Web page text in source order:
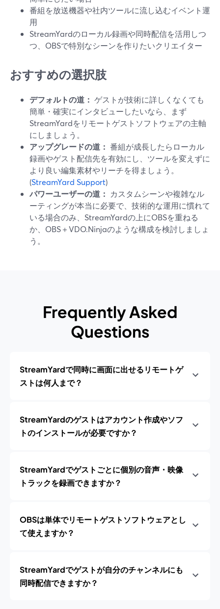
番組を放送機器や社内ツールに流し込むイベント運
用
StreamYardのローカル録画や同時配信を活用しつ
つ、OBSで特別なシーンを作りたいクリエイター
おすすめの選択肢
デフォルトの道： ゲストが技術に詳しくなくても
簡単・確実にインタビューしたいなら、まず
StreamYardをリモートゲストソフトウェアの主軸
にしましょう。
アップグレードの道： 番組が成長したらローカル
録画やゲスト配信先を有効にし、ツールを変えずに
より良い編集素材やリーチを得ましょう。
(StreamYard Support)
パワーユーザーの道： カスタムシーンや複雑なル
ーティングが本当に必要で、技術的な運用に慣れて
いる場合のみ、StreamYardの上にOBSを重ねる
か、OBS＋VDO.Ninjaのような構成を検討しましょ
う。
Frequently Asked
Questions
StreamYardで同時に画面に出せるリモートゲ
ストは何人まで？
StreamYardのゲストはアカウント作成やソフ
トのインストールが必要ですか？
StreamYardでゲストごとに個別の音声・映像
トラックを録画できますか？
OBSは単体でリモートゲストソフトウェアとし
て使えますか？
StreamYardでゲストが自分のチャンネルにも
同時配信できますか？